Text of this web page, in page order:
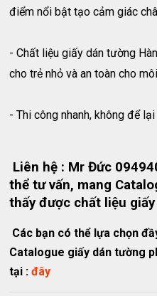
điểm nổi bật tạo cảm giác
- Chất liệu giấy dán tường
cho trẻ nhỏ và an toàn cho
- Thi công nhanh, không để
Liên hệ : Mr Đức
thể tư vấn, mang
thấy được chất liệu
Các bạn có thể lựa chọn
Catalogue giấy dán tường
tại :đây